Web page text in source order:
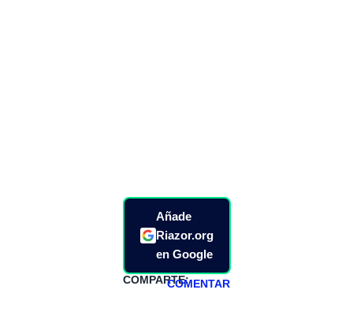
Añade
Riazor.org
en Google
COMPARTE:COMENTAR